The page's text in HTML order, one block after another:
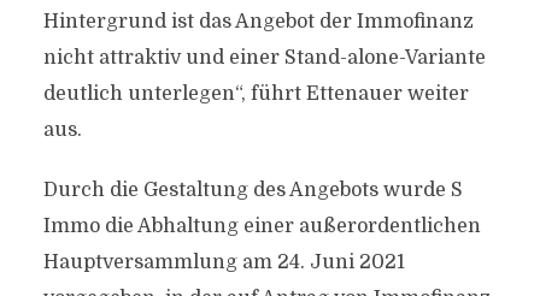
Hintergrund ist das Angebot der Immofinanz
nicht attraktiv und einer Stand-alone-Variante
deutlich unterlegen“, führt Ettenauer weiter
aus.
Durch die Gestaltung des Angebots wurde S
Immo die Abhaltung einer außerordentlichen
Hauptversammlung am 24. Juni 2021